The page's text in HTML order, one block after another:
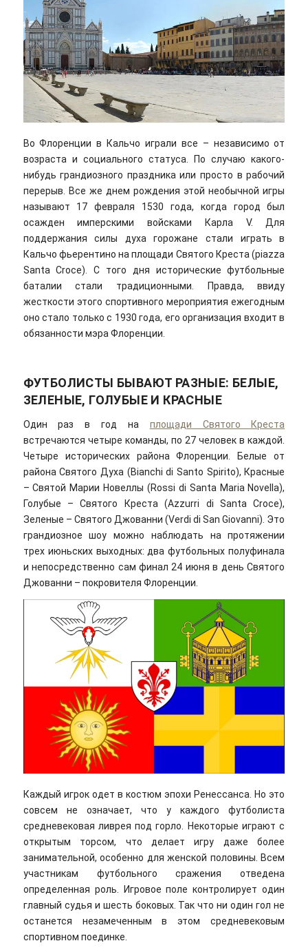
Во Флоренции в Кальчо играли все – независимо от
возраста и социального статуса. По случаю какого-
нибудь грандиозного праздника или просто в рабочий
перерыв. Все же днем рождения этой необычной игры
называют 17 февраля 1530 года, когда город был
осажден имперскими войсками Карла V. Для
поддержания силы духа горожане стали играть в
Кальчо фьерентино на площади Святого Креста (рiazza
Santa Croce). С того дня исторические футбольные
баталии стали традиционными. Правда, ввиду
жесткости этого спортивного мероприятия ежегодным
оно стало только с 1930 года, его организация входит в
обязанности мэра Флоренции.
ФУТБОЛИСТЫ БЫВАЮТ РАЗНЫЕ: БЕЛЫЕ,
ЗЕЛЕНЫЕ, ГОЛУБЫЕ И КРАСНЫЕ
Один раз в год на площади Святого Креста
встречаются четыре команды, по 27 человек в каждой.
Четыре исторических района Флоренции. Белые от
района Святого Духа (Bianchi di Santo Spirito), Красные
– Святой Марии Новеллы (Rossi di Santa Maria Novella),
Голубые – Святого Креста (Azzurri di Santa Croce),
Зеленые – Святого Джованни (Verdi di San Giovanni). Это
грандиозное шоу можно наблюдать на протяжении
трех июньских выходных: два футбольных полуфинала
и непосредственно сам финал 24 июня в день Святого
Джованни – покровителя Флоренции.
Каждый игрок одет в костюм эпохи Ренессанса. Но это
совсем не означает, что у каждого футболиста
средневековая ливрея под горло. Некоторые играют с
открытым торсом, что делает игру даже более
занимательной, особенно для женской половины. Всем
участникам футбольного сражения отведена
определенная роль. Игровое поле контролирует один
главный судья и шесть боковых. Так что ни один гол не
останется незамеченным в этом средневековым
спортивном поединке.